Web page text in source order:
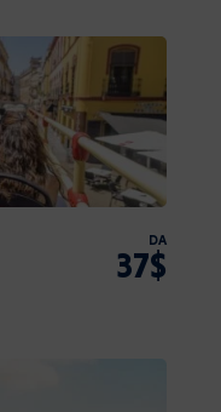
DA
37$